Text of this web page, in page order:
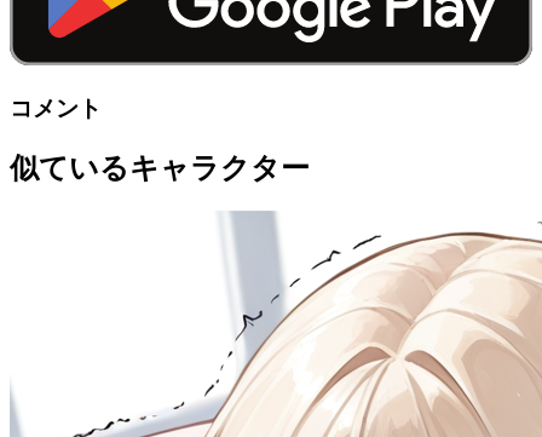
コメント
似ているキャラクター